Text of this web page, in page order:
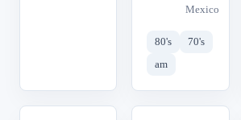
Mexico
80's
70's
am